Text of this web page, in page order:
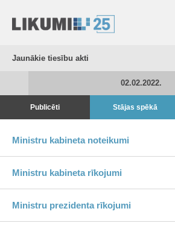
Jaunākie tiesību akti
02.02.2022.
Publicēti Stājas spēkā
Ministru kabineta noteikumi
Ministru kabineta rīkojumi
Ministru prezidenta rīkojumi